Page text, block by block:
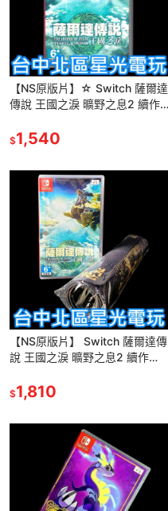
【NS原版片】☆ Switch 薩爾達
傳說 王國之淚 曠野之息2 續作
玩】
$1,540
【NS原版片】 Switch 薩爾達傳
說 王國之淚 曠野之息2 續作
新品【台中星光電玩】
$1,810